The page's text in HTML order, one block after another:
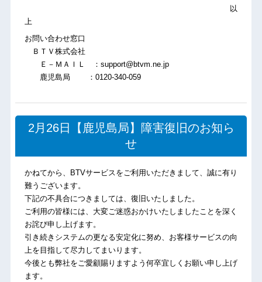
以
上
お問い合わせ窓口
ＢＴＶ株式会社
Ｅ－ＭＡＩＬ ：support@btvm.ne.jp
鹿児島局 ：0120-340-059
2月26日【鹿児島局】障害復旧のお知ら
せ
かねてから、BTVサービスをご利用いただきまして、誠に有り
難うございます。
下記の不具合につきましては、復旧いたしました。
ご利用の皆様には、大変ご迷惑おかけいたしましたことを深く
お詫び申し上げます。
引き続きシステムの更なる安定化に努め、お客様サービスの向
上を目指して尽力してまいります。
今後とも弊社をご愛顧賜りますよう何卒宜しくお願い申し上げ
ます。